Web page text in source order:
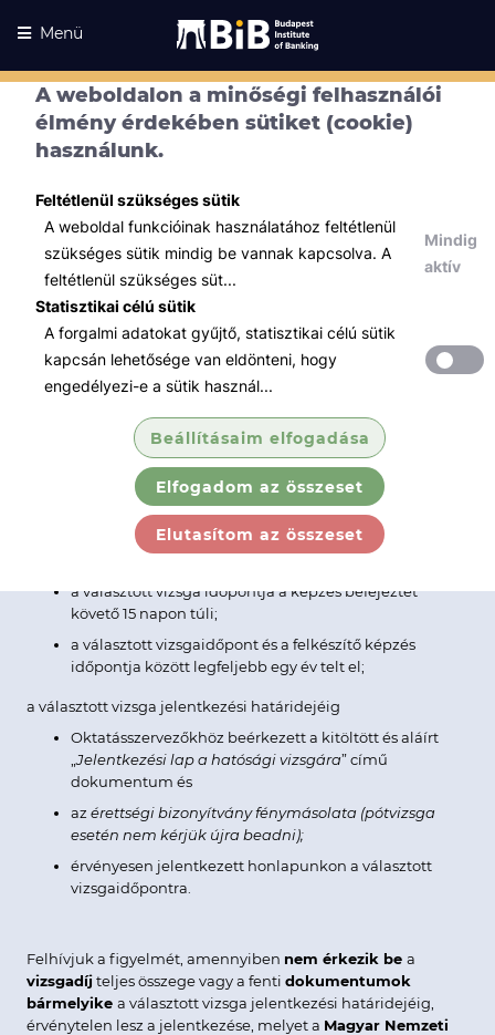
A weboldalon a minőségi felhasználói
élmény érdekében sütiket (cookie)
használunk.
Feltétlenül szükséges sütik
A weboldal funkcióinak használatához feltétlenül
szükséges sütik mindig be vannak kapcsolva. A
feltétlenül szükséges süt...
Mindig
aktív
Statisztikai célú sütik
A forgalmi adatokat gyűjtő, statisztikai célú sütik
kapcsán lehetősége van eldönteni, hogy
engedélyezi-e a sütik használ...
Beállításaim elfogadása
Elfogadom az összeset
Elutasítom az összeset
Menü
VIZSGA - TANTERMI -
Független
biztosításközvetítői
A pénzügyi szolgáltatás közvetítői, a biztosításközvetítői és a
összefüggő feladatokról szóló 40/2015. (XII. 30.) NGM rendelet
szerinti hatósági vizsga.
Kiemelten felhívjuk a figyelmét, hogyvizsgajelentkezése
kizárólag abban az esetben tekinthetőérvényesnek
a választott vizsga időpontja a képzés befejeztét
követő 15 napon túli;
a választott vizsgaidőpont és a felkészítő képzés
időpontja között legfeljebb egy év telt el;
a választott vizsga jelentkezési határidejéig
Oktatásszervezőkhöz beérkezett a kitöltött és aláírt
„Jelentkezési lap a hatósági vizsgára” című
dokumentum és
az érettségi bizonyítvány fénymásolata (pótvizsga
esetén nem kérjük újra beadni);
érvényesen jelentkezett honlapunkon a választott
vizsgaidőpontra.
Felhívjuk a figyelmét, amennyiben nem érkezik be a
vizsgadíjteljes összege vagy a fenti dokumentumok
bármelyike a választott vizsga jelentkezési határidejéig,
érvénytelen lesz a jelentkezése, melyet a Magyar Nemzeti